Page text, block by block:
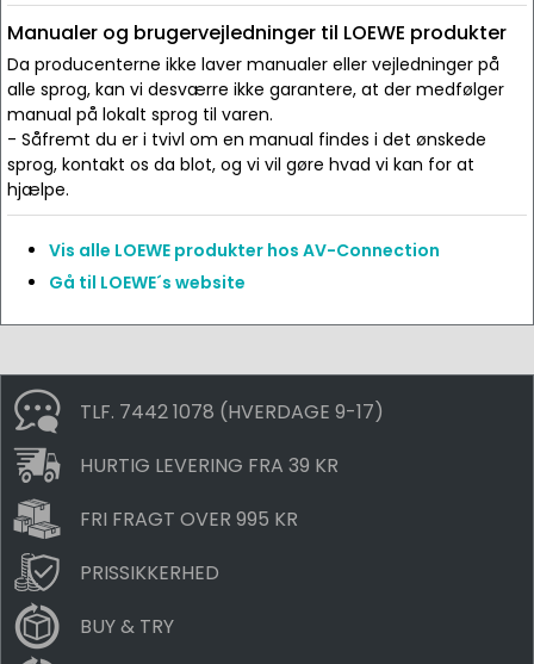
Manualer og brugervejledninger til LOEWE produkter
Da producenterne ikke laver manualer eller vejledninger på
alle sprog, kan vi desværre ikke garantere, at der medfølger
manual på lokalt sprog til varen.
- Såfremt du er i tvivl om en manual findes i det ønskede
sprog, kontakt os da blot, og vi vil gøre hvad vi kan for at
hjælpe.
Vis alle LOEWE produkter hos AV-Connection
Gå til LOEWE´s website
TLF. 7442 1078 (HVERDAGE 9-17)
HURTIG LEVERING FRA 39 KR
FRI FRAGT OVER 995 KR
PRISSIKKERHED
BUY & TRY